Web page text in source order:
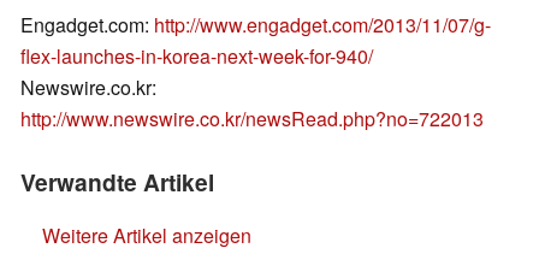
Engadget.com: http://www.engadget.com/2013/11/07/g-
flex-launches-in-korea-next-week-for-940/
Newswire.co.kr:
http://www.newswire.co.kr/newsRead.php?no=722013
Verwandte Artikel
Weitere Artikel anzeigen